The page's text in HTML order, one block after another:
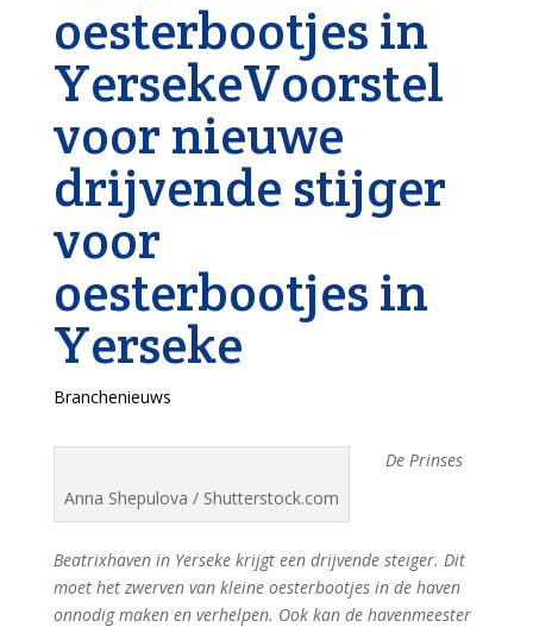
oesterbootjes in
YersekeVoorstel
voor nieuwe
drijvende stijger
voor
oesterbootjes in
Yerseke
Branchenieuws
Anna Shepulova / Shutterstock.com
De Prinses
Beatrixhaven in Yerseke krijgt een drijvende steiger. Dit
moet het zwerven van kleine oesterbootjes in de haven
onnodig maken en verhelpen. Ook kan de havenmeester